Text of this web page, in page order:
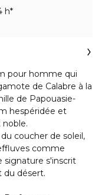
h*
pour homme qui
de Calabre à la
de Papouasie-
hespéridée et
coucher de soleil,
comme
signature s'inscrit
du désert.